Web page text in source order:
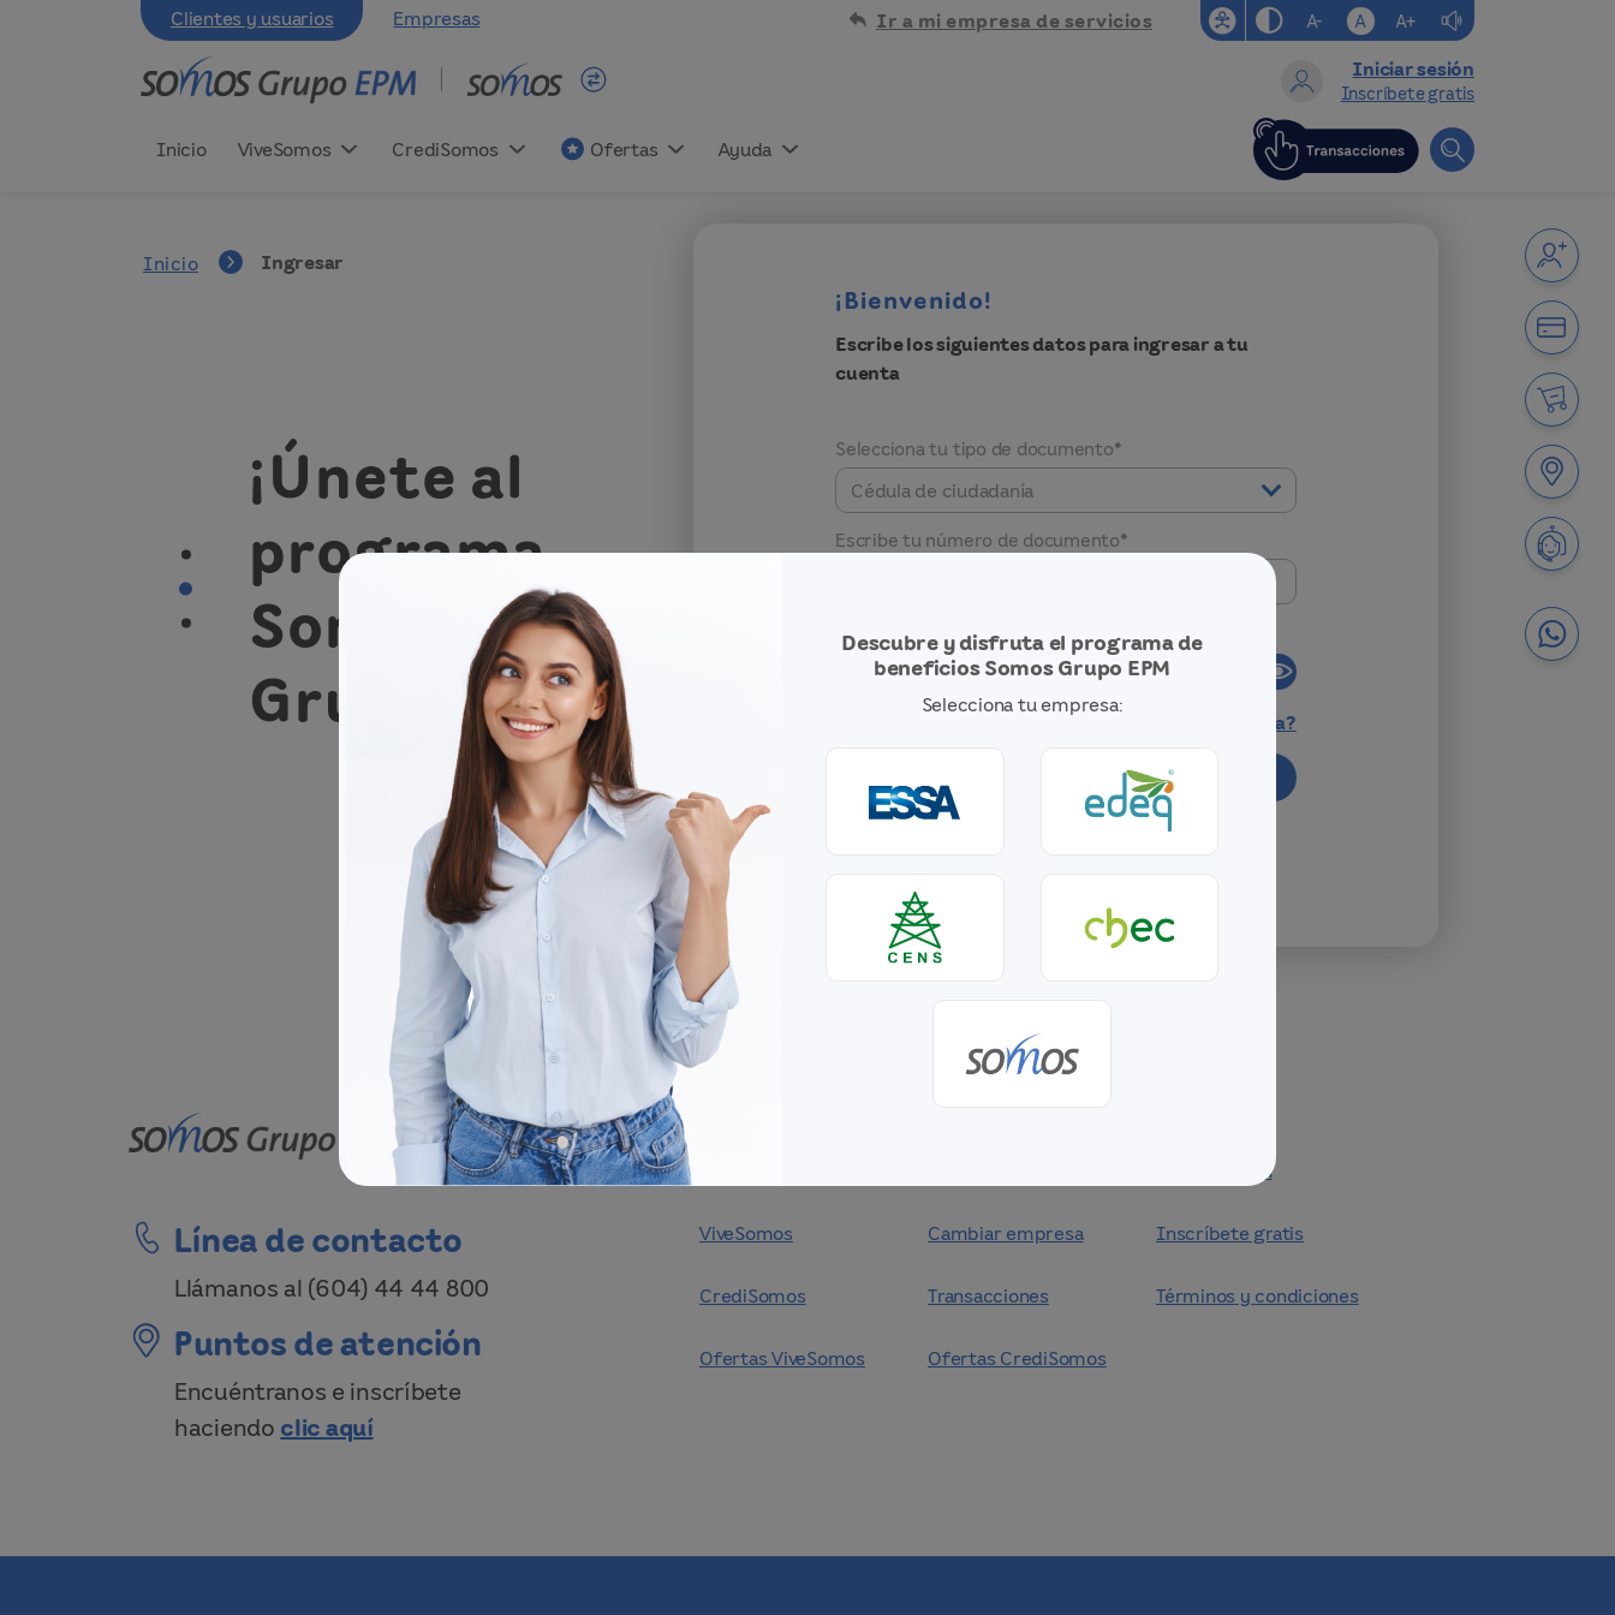
Clientes y usuarios Empresas Ir a mi empresa de servicios A- A A+
Iniciar sesión
Inscríbete gratis
Inicio ViveSomos CrediSomos Ofertas Ayuda
Descubre y disfruta el programa de
beneficios Somos Grupo EPM
Selecciona tu empresa:
Inicio Ingresar
¡Únete al
programa
Somos
Grupo EPM!
¡Bienvenido!
Escribe los siguientes datos para ingresar a tu
cuenta
Selecciona tu tipo de documento*
Escribe tu número de documento*
Escribe tu contraseña*
¿Olvidaste tu contraseña?
¿Aún no estás inscrito al programa?
Línea de contacto
Llámanos al (604) 44 44 800
Puntos de atención
Encuéntranos e inscríbete
haciendo clic aquí
ViveSomos
CrediSomos
Ofertas ViveSomos
Cambiar empresa
Transacciones
Ofertas CrediSomos
Iniciar sesión
Inscríbete gratis
Términos y condiciones